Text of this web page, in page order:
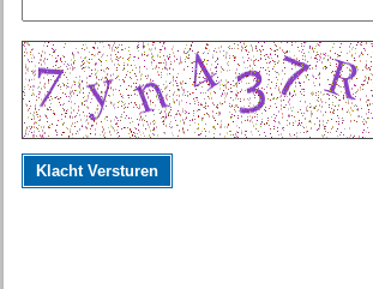
Klacht Versturen